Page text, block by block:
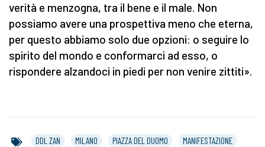
verità e menzogna, tra il bene e il male. Non
possiamo avere una prospettiva meno che eterna,
per questo abbiamo solo due opzioni: o seguire lo
spirito del mondo e conformarci ad esso, o
rispondere alzandoci in piedi per non venire zittiti».
DDL ZAN MILANO PIAZZA DEL DUOMO
MANIFESTAZIONE